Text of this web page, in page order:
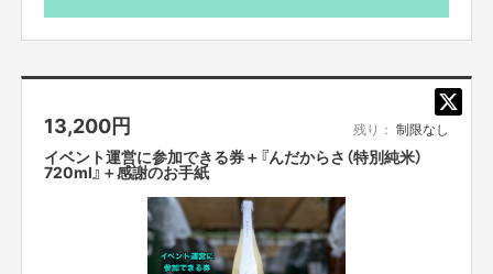
※移住当時（わんこそば）
正直、1年間くらい住んで活動すれば、東京に戻ってから何かしらのエピソ
それがなぜこんなに住んじゃってしまっているのか。
※20歳未満の方の飲酒は法律で禁止されています。20歳未
13,200円 残り： 制限なし
イベント運営に参加できる券＋『んだからさ（特別純米）
720ml』＋感謝のお手紙